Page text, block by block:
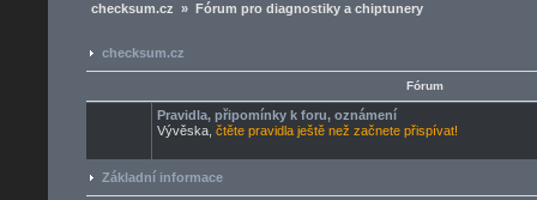
checksum.cz » Fórum pro diagnostiky a chiptunery
checksum.cz
Fórum
Pravidla, připomínky k foru, oznámení
Vývěska, čtěte pravidla ještě než začnete přispívat!
Základní informace